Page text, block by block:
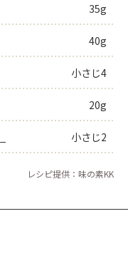
35g
40g
小さじ4
20g
小さじ2
レシピ提供：味の素KK